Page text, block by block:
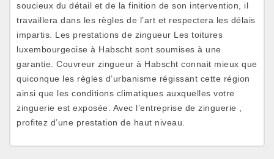
soucieux du détail et de la finition de son intervention, il
travaillera dans les règles de l’art et respectera les délais
impartis. Les prestations de zingueur Les toitures
luxembourgeoise à Habscht sont soumises à une
garantie. Couvreur zingueur à Habscht connait mieux que
quiconque les règles d’urbanisme régissant cette région
ainsi que les conditions climatiques auxquelles votre
zinguerie est exposée. Avec l’entreprise de zinguerie ,
profitez d’une prestation de haut niveau.